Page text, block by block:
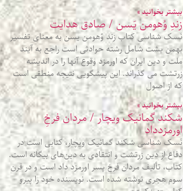
بیشتر بخوانید »
زندِ وُهومن یَسن / صادق هدایت
نَسک شناسی کتاب زند وُهومن یسن به معنای تفسیر
بهمن یشت شامل رشته حوادثی است راجع به آیند
ملت و دین ایران که اورمزد وقوع آنها را در اندیشه
زرتشت می گذراند. این پیشگویی نتیجه منطقی است
که از اصول
بیشتر بخوانید »
شکند گمانیک ویچار / مردان فرخِ
اورمزدداد
نَسک شناسی شکند گمانیک ویچار، کتابی است در
دفاع از دین زرتشت و انتقادی به دین‌های بیگانه است.
کتاب، تألیف مردان فرخ پسر اورمزد داد است و در قرن
سوم هجری نوشته شده است. نویسنده خود را پیرو